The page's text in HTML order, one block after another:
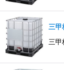
三
三甲